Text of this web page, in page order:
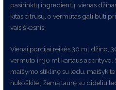
pasirinktų ingredientų: vienas
kitas citrusų, o vermutas gali būti
vaisiškesnis.
Vienai porcijai reikės 30 ml džino,
vermuto ir 30 ml kartaus aperityvo.
maišymo stiklinę su ledu,
nukoškite į žemą taurę su dideliu